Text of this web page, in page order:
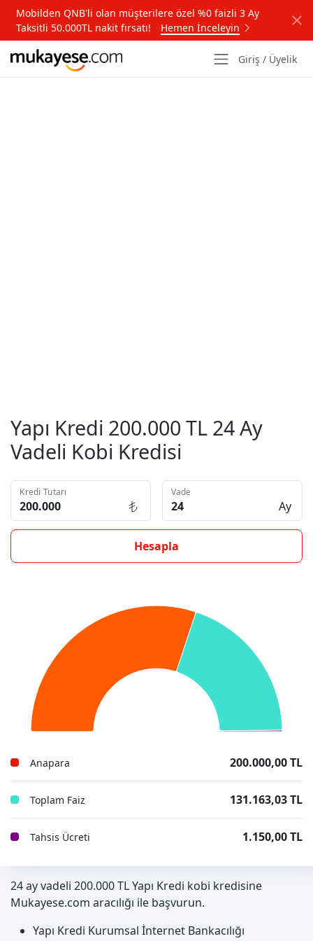
Mobilden QNB'li olan müşterilere özel %0 faizli 3 Ay
Taksitli 50.000TL nakit fırsatı!
Hemen İnceleyin
Giriş / Üyelik
Yapı Kredi 200.000 TL 24 Ay
Vadeli Kobi Kredisi
Kredi Tutarı Vade
Ay
Hesapla
Anapara 200.000,00 TL
Toplam Faiz 131.163,03 TL
Tahsis Ücreti 1.150,00 TL
24 ay vadeli 200.000 TL Yapı Kredi kobi kredisine
Mukayese.com aracılığı ile başvurun.
Yapı Kredi Kurumsal İnternet Bankacılığı